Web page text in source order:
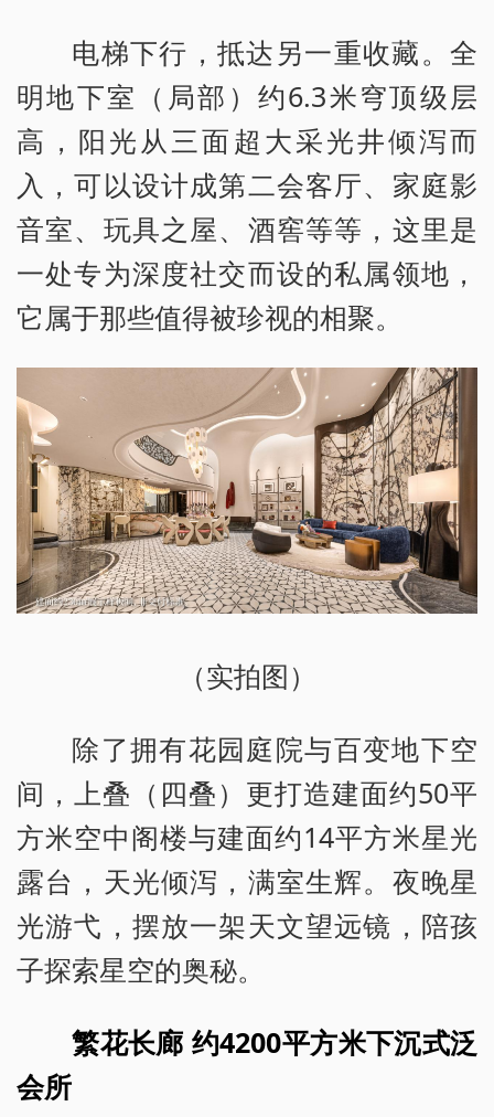
电梯下行，抵达另一重收藏。全
明地下室（局部）约6.3米穹顶级层
高，阳光从三面超大采光井倾泻而
入，可以设计成第二会客厅、家庭影
音室、玩具之屋、酒窖等等，这里是
一处专为深度社交而设的私属领地，
它属于那些值得被珍视的相聚。
（实拍图）
除了拥有花园庭院与百变地下空
间，上叠（四叠）更打造建面约50平
方米空中阁楼与建面约14平方米星光
露台，天光倾泻，满室生辉。夜晚星
光游弋，摆放一架天文望远镜，陪孩
子探索星空的奥秘。
繁花长廊 约4200平方米下沉式泛
会所